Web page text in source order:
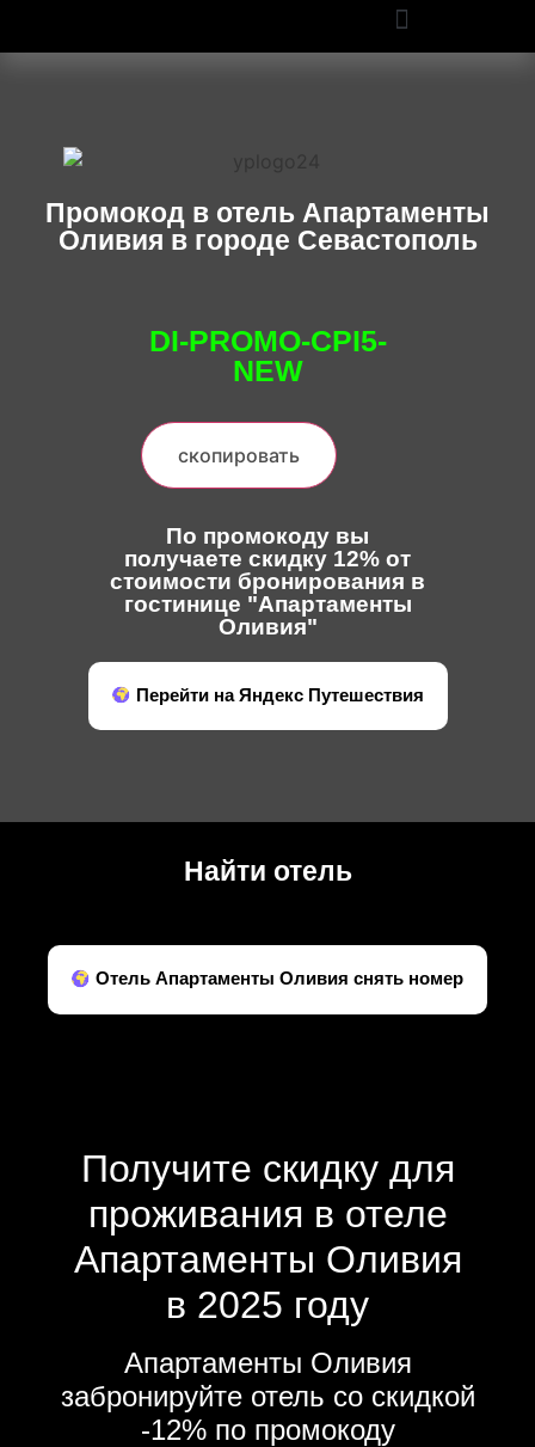
Промокод в отель Апартаменты
Оливия в городе Севастополь
DI-PROMO-CPI5-
NEW
скопировать
По промокоду вы
получаете скидку 12% от
стоимости бронирования в
гостинице "Апартаменты
Оливия"
Перейти на Яндекс Путешествия
Найти отель
Отель Апартаменты Оливия снять номер
Получите скидку для
проживания в отеле
Апартаменты Оливия
в 2025 году
Апартаменты Оливия
забронируйте отель со скидкой
-12% по промокоду